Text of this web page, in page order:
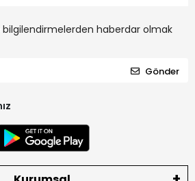
haberdar olmak
Gönder